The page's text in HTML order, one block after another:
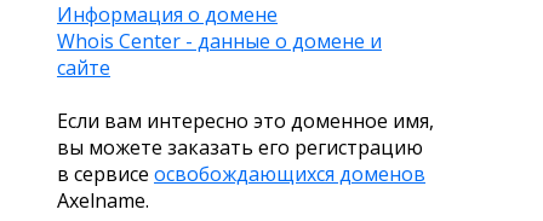
Информация о домене
Whois Center - данные о домене и
сайте
Если вам интересно это доменное имя,
вы можете заказать его регистрацию
в сервисе освобождающихся доменов
Axelname.